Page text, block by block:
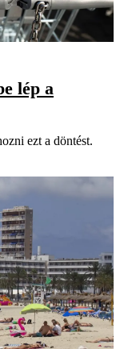
lép a
ezt a döntést.